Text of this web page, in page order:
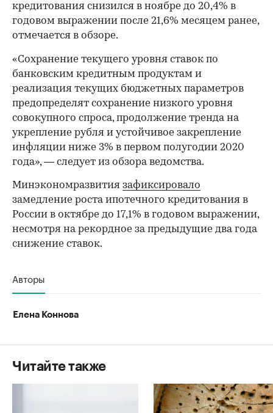
кредитования снизился в ноябре до 20,4% в
годовом выражении после 21,6% месяцем ранее,
отмечается в обзоре.
«Сохранение текущего уровня ставок по
банковским кредитным продуктам и
реализация текущих бюджетных параметров
предопределят сохранение низкого уровня
совокупного спроса, продолжение тренда на
укрепление рубля и устойчивое закрепление
инфляции ниже 3% в первом полугодии 2020
года», — следует из обзора ведомства.
Минэкономразвития зафиксировало
замедление роста ипотечного кредитования в
России в октябре до 17,1% в годовом выражении,
несмотря на рекордное за предыдущие два года
снижение ставок.
Авторы
Елена Коннова
Читайте также